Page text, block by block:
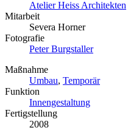
Atelier Heiss Architekten
Mitarbeit
Severa Horner
Fotografie
Peter Burgstaller
Maßnahme
Umbau, Temporär
Funktion
Innengestaltung
Fertigstellung
2008